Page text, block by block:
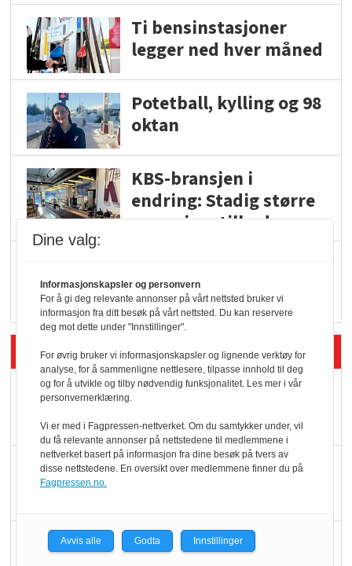
Ti bensinstasjoner
legger ned hver måned
Potetball, kylling og 98
oktan
KBS-bransjen i
endring: Stadig større
serveringstilbud
i dagligvare
Siste artikler - Butikk i praksis
Rema-flaggskip
dundrer videre
Slik opprettholdes
Færre varer, men fulle
Dine valg:
Informasjonskapsler og personvern
For å gi deg relevante annonser på vårt nettsted bruker vi
informasjon fra ditt besøk på vårt nettsted. Du kan reservere
deg mot dette under "Innstillinger".
For øvrig bruker vi informasjonskapsler og lignende verktøy for
analyse, for å sammenligne nettlesere, tilpasse innhold til deg
og for å utvikle og tilby nødvendig funksjonalitet. Les mer i vår
personvernerklæring.
Vi er med i Fagpressen-nettverket. Om du samtykker under, vil
du få relevante annonser på nettstedene til medlemmene i
nettverket basert på informasjon fra dine besøk på tvers av
disse nettstedene. En oversikt over medlemmene finner du på
Fagpressen.no.
Avvis alle Godta Innstillinger